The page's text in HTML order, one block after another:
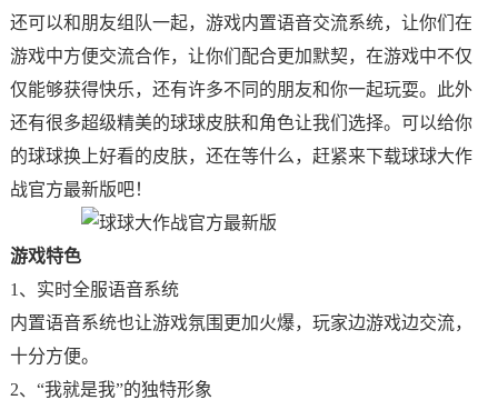
还可以和朋友组队一起，游戏内置语音交流系统，让你们在
游戏中方便交流合作，让你们配合更加默契，在游戏中不仅
仅能够获得快乐，还有许多不同的朋友和你一起玩耍。此外
还有很多超级精美的球球皮肤和角色让我们选择。可以给你
的球球换上好看的皮肤，还在等什么，赶紧来下载球球大作
战官方最新版吧！
游戏特色
1、实时全服语音系统
内置语音系统也让游戏氛围更加火爆，玩家边游戏边交流，
十分方便。
2、“我就是我”的独特形象